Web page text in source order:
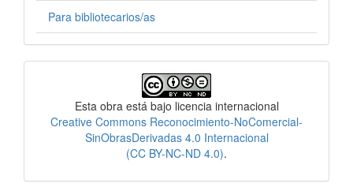
Para bibliotecarios/as
Esta obra está bajo licencia internacional
Creative Commons Reconocimiento-NoComercial-
SinObrasDerivadas 4.0 Internacional
(CC BY-NC-ND 4.0).